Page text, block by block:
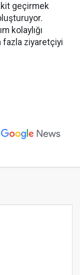
geçirmek
kolaylığı
fazla ziyaretçiyi